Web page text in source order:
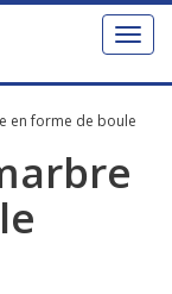
Toggle
en forme de boule